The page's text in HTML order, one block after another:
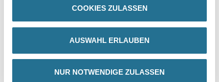
COOKIES ZULASSEN
AUSWAHL ERLAUBEN
NUR NOTWENDIGE ZULASSEN
GEFAHRENHINWEISE
DATENBLÄTTER